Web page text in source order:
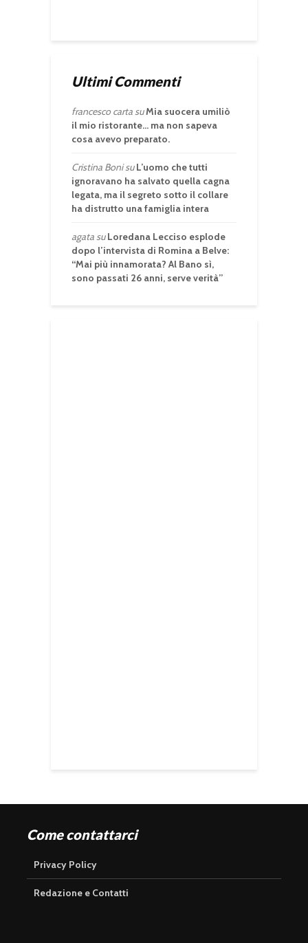
Ultimi Commenti
francesco cartasuMia suocera umiliò
il mio ristorante… ma non sapeva
cosa avevo preparato.
Cristina BonisuL’uomo che tutti
ignoravano ha salvato quella cagna
legata, ma il segreto sotto il collare
ha distrutto una famiglia intera
agatasuLoredana Lecciso esplode
dopo l’intervista di Romina a Belve:
“Mai più innamorata? Al Bano sì,
sono passati 26 anni, serve verità”
Come contattarci
Privacy Policy
Redazione e Contatti